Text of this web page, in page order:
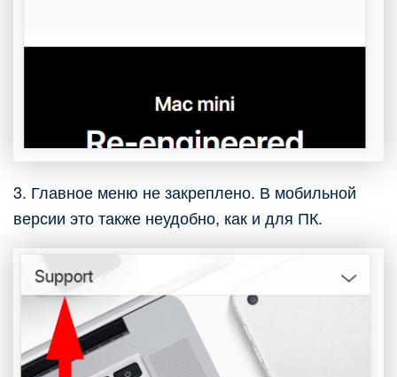
3. Главное меню не закреплено. В мобильной
версии это также неудобно, как и для ПК.